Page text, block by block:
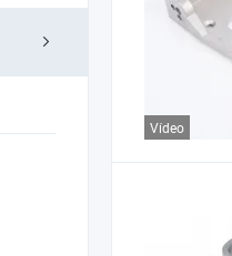
Vídeo